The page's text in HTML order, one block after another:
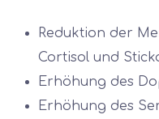
Reduktion der
Cortisol und
Erhöhung des
Erhöhung des